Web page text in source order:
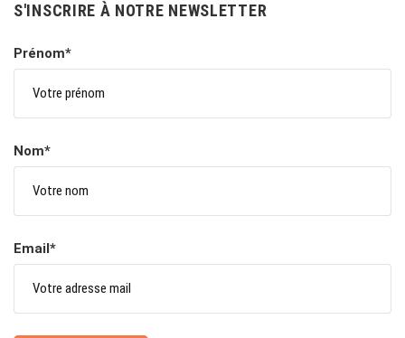
S'INSCRIRE À NOTRE NEWSLETTER
Prénom*
Nom*
Email*